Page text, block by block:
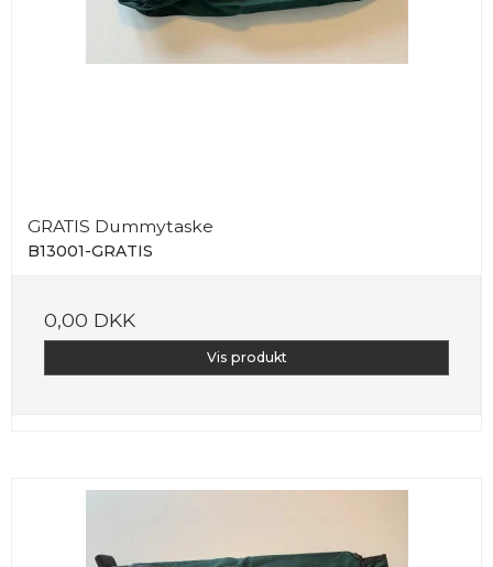
GRATIS Dummytaske
B13001-GRATIS
0,00 DKK
Vis produkt